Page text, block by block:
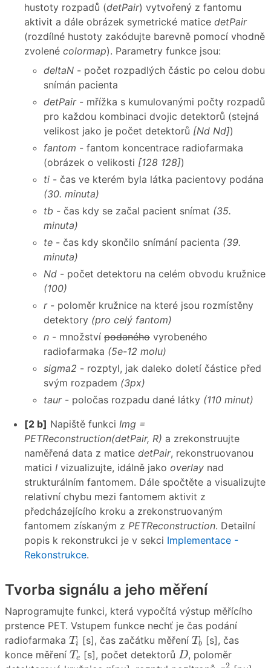
hustoty rozpadů (detPair) vytvořený z fantomu
aktivit a dále obrázek symetrické matice detPair
(rozdílné hustoty zakódujte barevně pomocí vhodně
zvolené colormap). Parametry funkce jsou:
deltaN - počet rozpadlých částic po celou dobu
snímán pacienta
detPair- mřížka s kumulovanými počty rozpadů
pro každou kombinaci dvojic detektorů (stejná
velikost jako je počet detektorů [Nd Nd])
fantom - fantom koncentrace radiofarmaka
(obrázek o velikosti [128 128])
ti - čas ve kterém byla látka pacientovy podána
(30. minuta)
tb - čas kdy se začal pacient snímat (35.
minuta)
te - čas kdy skončilo snímání pacienta (39.
minuta)
Nd - počet detektoru na celém obvodu kružnice
(100)
r- poloměr kružnice na které jsou rozmístěny
detektory (pro celý fantom)
n - množství podaného vyrobeného
radiofarmaka (5e-12 molu)
sigma2 - rozptyl, jak daleko doletí částice před
svým rozpadem (3px)
taur- poločas rozpadu dané látky (110 minut)
[2 b] Napiště funkci Img =
PETReconstruction(detPair, R) a zrekonstruujte
naměřená data z matice detPair, rekonstruovanou
matici I vizualizujte, idálně jako overlay nad
strukturálním fantomem. Dále spočtěte a visualizujte
relativní chybu mezi fantomem aktivit z
předcházejícího kroku a zrekonstruovaným
fantomem získaným z PETReconstruction. Detailní
popis k rekonstrukci je v sekci Implementace -
Rekonstrukce.
Tvorba signálu a jeho měření
Naprogramujte funkci, která vypočítá výstup měřícího
prstence PET. Vstupem funkce nechť je čas podání
radiofarmaka Ti
Ti [s], čas začátku měření Tb
Tb[s], čas
konce měření Te
Te [s], počet detektorů D
D, poloměr
2
σ2